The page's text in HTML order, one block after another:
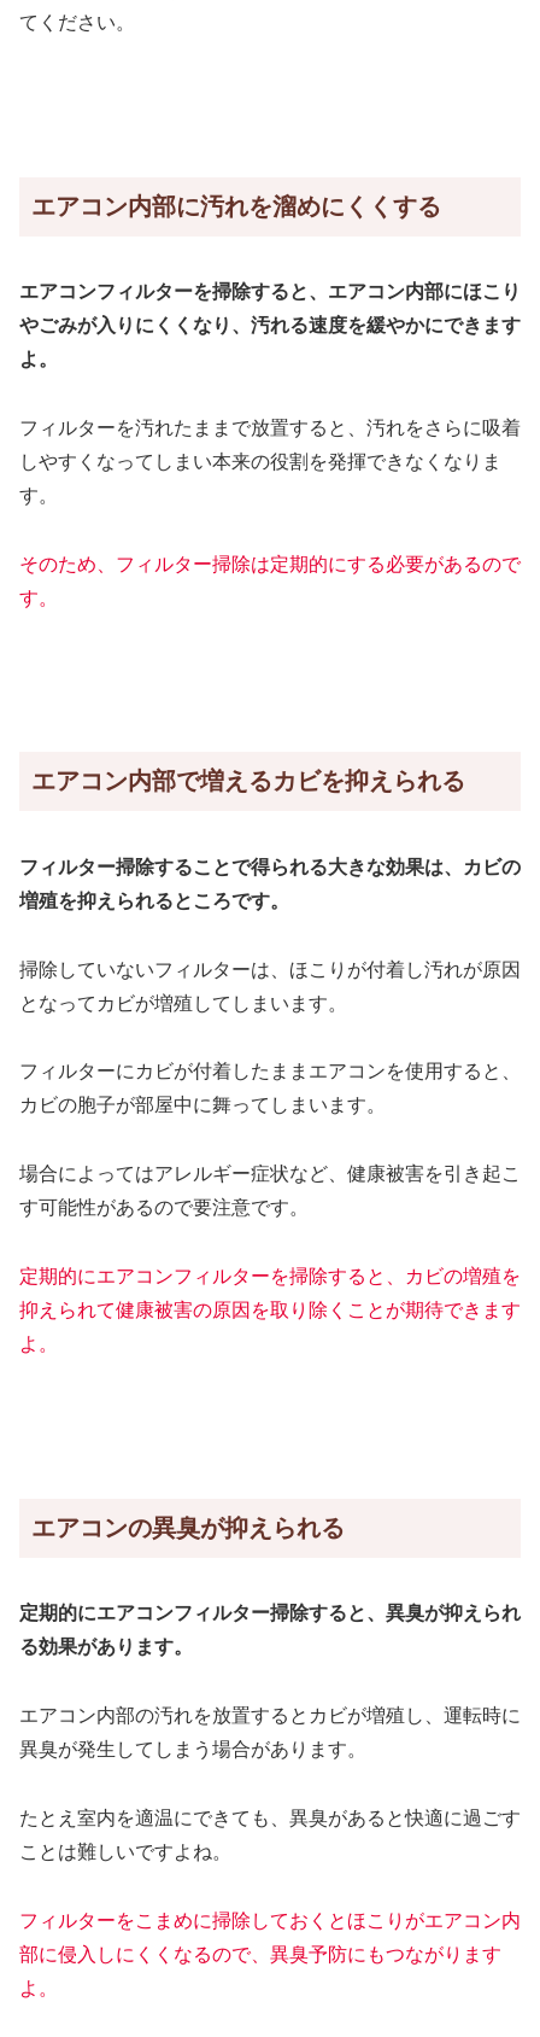
てください。
エアコン内部に汚れを溜めにくくする
エアコンフィルターを掃除すると、エアコン内部にほこり
やごみが入りにくくなり、汚れる速度を緩やかにできます
よ。
フィルターを汚れたままで放置すると、汚れをさらに吸着
しやすくなってしまい本来の役割を発揮できなくなりま
す。
そのため、フィルター掃除は定期的にする必要があるので
す。
エアコン内部で増えるカビを抑えられる
フィルター掃除することで得られる大きな効果は、カビの
増殖を抑えられるところです。
掃除していないフィルターは、ほこりが付着し汚れが原因
となってカビが増殖してしまいます。
フィルターにカビが付着したままエアコンを使用すると、
カビの胞子が部屋中に舞ってしまいます。
場合によってはアレルギー症状など、健康被害を引き起こ
す可能性があるので要注意です。
定期的にエアコンフィルターを掃除すると、カビの増殖を
抑えられて健康被害の原因を取り除くことが期待できます
よ。
エアコンの異臭が抑えられる
定期的にエアコンフィルター掃除すると、異臭が抑えられ
る効果があります。
エアコン内部の汚れを放置するとカビが増殖し、運転時に
異臭が発生してしまう場合があります。
たとえ室内を適温にできても、異臭があると快適に過ごす
ことは難しいですよね。
フィルターをこまめに掃除しておくとほこりがエアコン内
部に侵入しにくくなるので、異臭予防にもつながります
よ。